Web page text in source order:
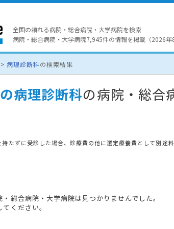
全国の頼れる病院・総合病院・大学病院を検索
病院・総合病院・大学病院7,945件の情報を掲載（2026年
病理診断科の検索結果
病理診断科の病院・総合
たずに受診した場合、診療費の他に選定療養費として別途料
総合病院・大学病院は見つかりませんでした。
ください。